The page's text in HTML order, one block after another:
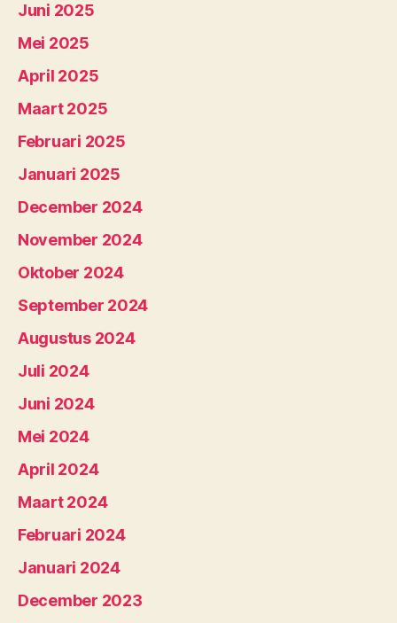
Juni 2025
Mei 2025
April 2025
Maart 2025
Februari 2025
Januari 2025
December 2024
November 2024
Oktober 2024
September 2024
Augustus 2024
Juli 2024
Juni 2024
Mei 2024
April 2024
Maart 2024
Februari 2024
Januari 2024
December 2023